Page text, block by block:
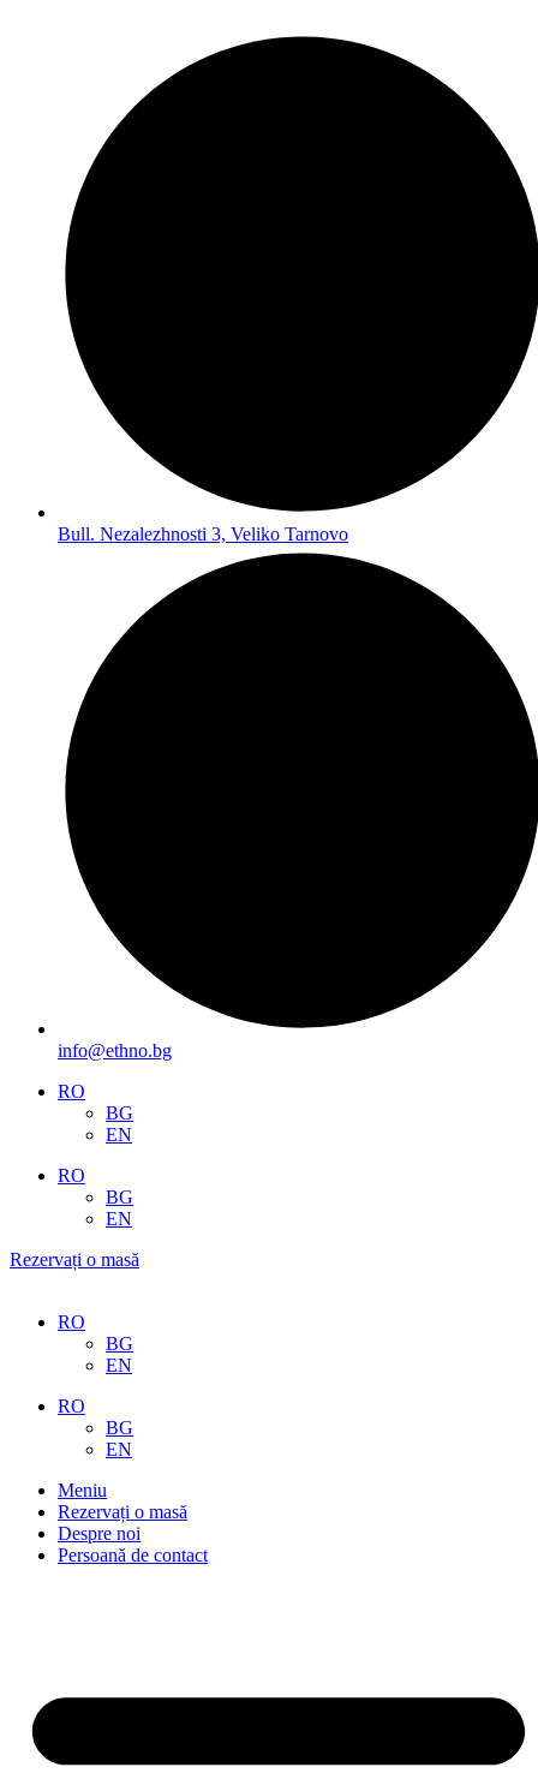
Bull. Nezalezhnosti 3, Veliko Tarnovo
info@ethno.bg
RO
BG
EN
RO
BG
EN
Rezervați o masă
RO
BG
EN
RO
BG
EN
Meniu
Rezervați o masă
Despre noi
Persoană de contact